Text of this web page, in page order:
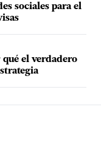
sociales para el
el verdadero